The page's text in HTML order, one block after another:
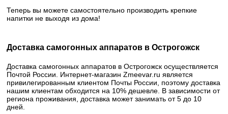
Теперь вы можете самостоятельно производить крепкие
напитки не выходя из дома!
Доставка самогонных аппаратов в Острогожск
Доставка самогонных аппаратов в Острогожск осуществляется
Почтой России. Интернет-магазин Zmeevar.ru является
привилегированным клиентом Почты России, поэтому доставка
нашим клиентам обходится на 10% дешевле. В зависимости от
региона проживания, доставка может занимать от 5 до 10
дней.